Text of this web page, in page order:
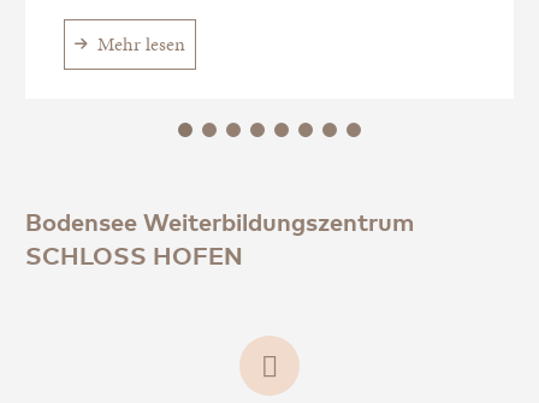
Mehr lesen
Bodensee Weiterbildungszentrum
SCHLOSS HOFEN